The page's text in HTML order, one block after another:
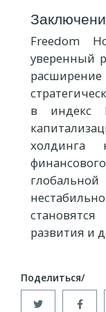
Freedom
уверенный
в индекс
холдинга
развития и